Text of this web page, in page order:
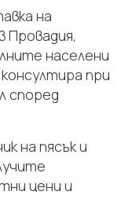
на
Провадия,
населени
при
според
на пясък и
цени и